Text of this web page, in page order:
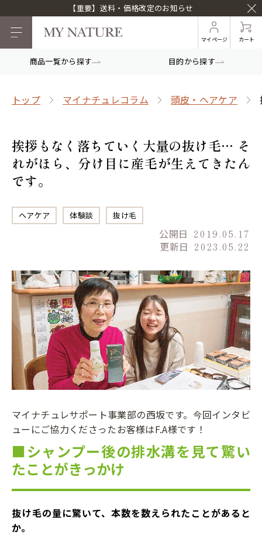
【重要】送料・価格改定のお知らせ
マイページ カート
商品一覧から探す 目的から探す
トップ マイナチュレコラム 頭皮・ヘアケア
挨拶もなく落ちていく大量の抜け毛… そ
れがほら、分け目に産毛が生えてきたん
です。
ヘアケア 体験談 抜け毛
公開日 2019.05.17
更新日 2023.05.22
マイナチュレサポート事業部の西坂です。今回インタビ
ューにご協力くださったお客様はF.A様です！
■シャンプー後の排水溝を見て驚い
たことがきっかけ
――抜け毛の量に驚いて、本数を数えられたことがあると
か。